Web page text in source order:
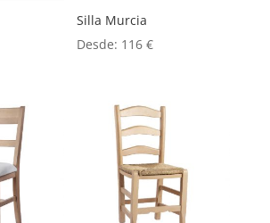
Silla Murcia
Desde: 116€